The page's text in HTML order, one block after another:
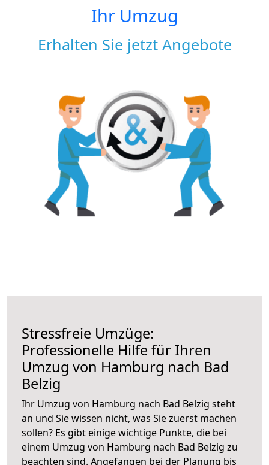
Ihr Umzug
Erhalten Sie jetzt Angebote
Stressfreie Umzüge:
Professionelle Hilfe für Ihren
Umzug von Hamburg nach Bad
Belzig
Ihr Umzug von Hamburg nach Bad Belzig steht
an und Sie wissen nicht, was Sie zuerst machen
sollen? Es gibt einige wichtige Punkte, die bei
einem Umzug von Hamburg nach Bad Belzig zu
beachten sind. Angefangen bei der Planung bis